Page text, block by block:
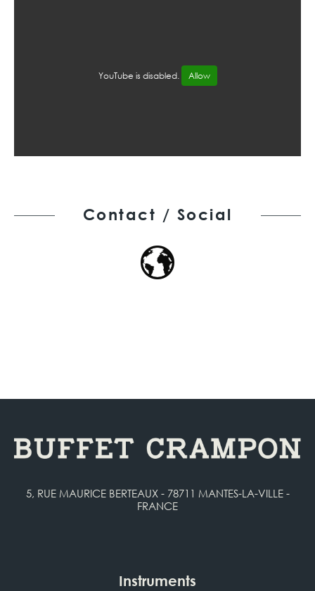
YouTube is disabled. Allow
Contact / Social
5, RUE MAURICE BERTEAUX - 78711 MANTES-LA-VILLE -
FRANCE
Instruments